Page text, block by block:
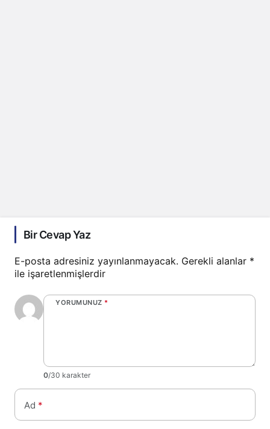
Bir Cevap Yaz
E-posta adresiniz yayınlanmayacak. Gerekli alanlar *
ile işaretlenmişlerdir
YORUMUNUZ *
0/30 karakter
Ad *